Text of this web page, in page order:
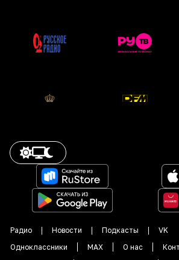
Радио Новости Подкасты
VK
Одноклассники
MAX О нас